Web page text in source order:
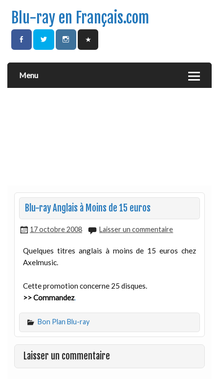
Blu-ray en Français.com
Menu
Blu-ray Anglais à Moins de 15 euros
17 octobre 2008 Laisser un commentaire
Quelques titres anglais à moins de 15 euros chez
Axelmusic.
Cette promotion concerne 25 disques.
>> Commandez.
Bon Plan Blu-ray
Laisser un commentaire